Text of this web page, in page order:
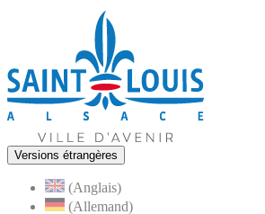
Versions étrangères
(Anglais)
(Allemand)